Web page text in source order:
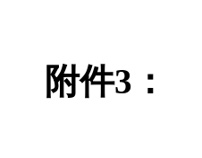
附件3 ：